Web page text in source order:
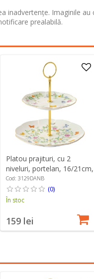
inadvertențe. Imaginile au
prealabilă.
Platou prajituri, cu 2
niveluri, portelan, 16/21cm,
"Dancing Butterflies" -
Easy Life
Cod: 3129DANB
(0)
În stoc
159 lei